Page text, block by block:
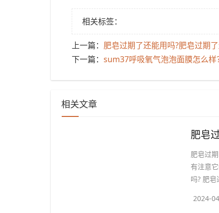
相关标签：
上一篇： 肥皂过期了还能用吗?肥皂过期
下一篇： ​sum37呼吸氧气泡泡面膜怎么
相关文章
肥皂
肥皂过
有注意
吗? 肥
2024-